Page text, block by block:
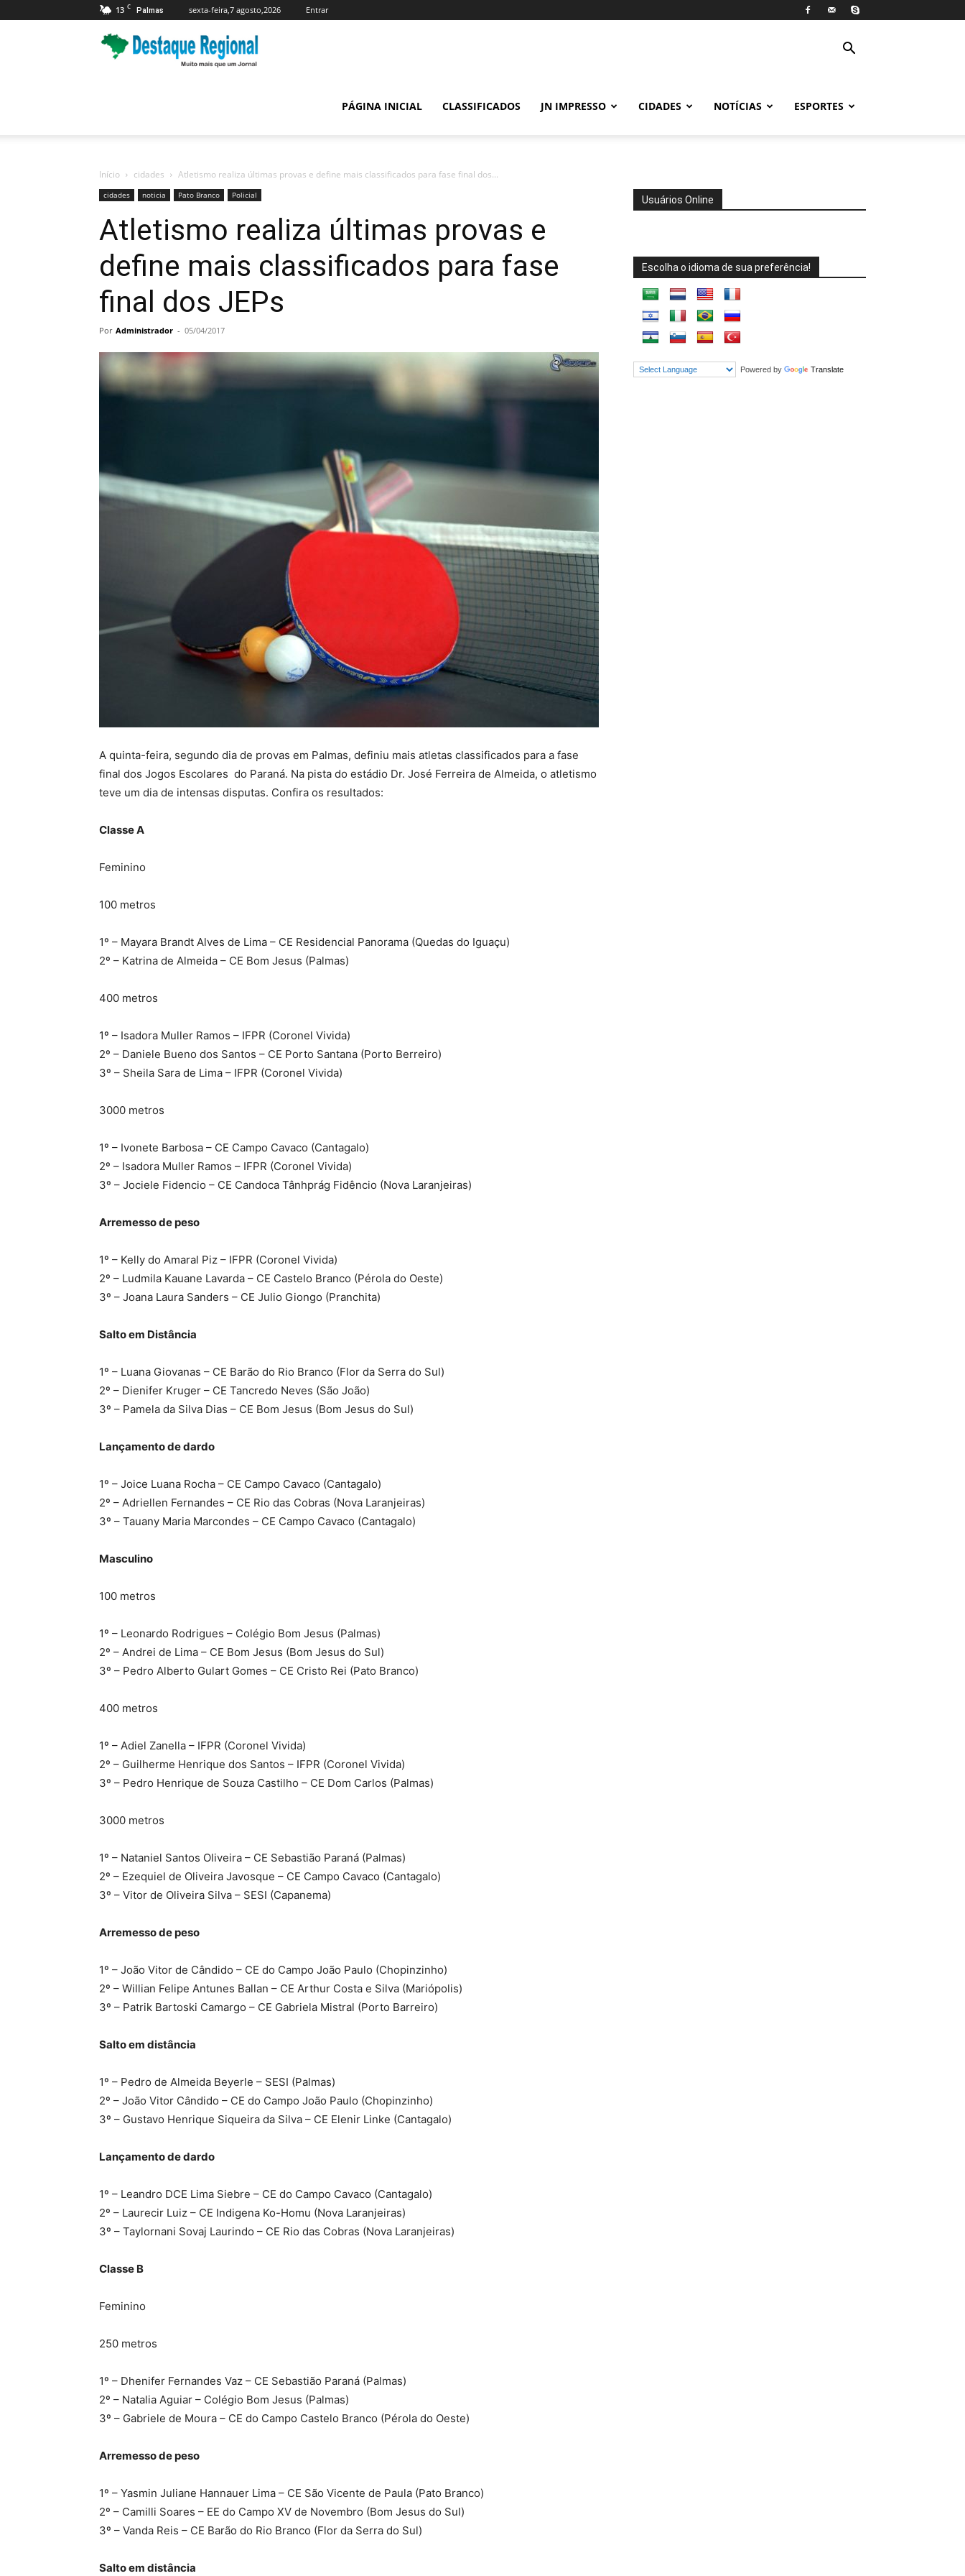
13 C Palmas sexta-feira,7 agosto,2026 Entrar
PÁGINA INICIAL CLASSIFICADOS JN IMPRESSO CIDADES NOTÍCIAS ESPORTES
Início cidades Atletismo realiza últimas provas e define mais classificados para fase final dos...
cidades noticia Pato Branco Policial
Atletismo realiza últimas provas e
define mais classificados para fase
final dos JEPs
Por Administrador - 05/04/2017
A quinta-feira, segundo dia de provas em Palmas, definiu mais atletas classificados para a fase
final dos Jogos Escolares do Paraná. Na pista do estádio Dr. José Ferreira de Almeida, o atletismo
teve um dia de intensas disputas. Confira os resultados:
Classe A
Feminino
100 metros
1º – Mayara Brandt Alves de Lima – CE Residencial Panorama (Quedas do Iguaçu)
2º – Katrina de Almeida – CE Bom Jesus (Palmas)
400 metros
1º – Isadora Muller Ramos – IFPR (Coronel Vivida)
2º – Daniele Bueno dos Santos – CE Porto Santana (Porto Berreiro)
3º – Sheila Sara de Lima – IFPR (Coronel Vivida)
3000 metros
1º – Ivonete Barbosa – CE Campo Cavaco (Cantagalo)
2º – Isadora Muller Ramos – IFPR (Coronel Vivida)
3º – Jociele Fidencio – CE Candoca Tânhprág Fidêncio (Nova Laranjeiras)
Arremesso de peso
1º – Kelly do Amaral Piz – IFPR (Coronel Vivida)
2º – Ludmila Kauane Lavarda – CE Castelo Branco (Pérola do Oeste)
3º – Joana Laura Sanders – CE Julio Giongo (Pranchita)
Salto em Distância
1º – Luana Giovanas – CE Barão do Rio Branco (Flor da Serra do Sul)
2º – Dienifer Kruger – CE Tancredo Neves (São João)
3º – Pamela da Silva Dias – CE Bom Jesus (Bom Jesus do Sul)
Lançamento de dardo
1º – Joice Luana Rocha – CE Campo Cavaco (Cantagalo)
2º – Adriellen Fernandes – CE Rio das Cobras (Nova Laranjeiras)
3º – Tauany Maria Marcondes – CE Campo Cavaco (Cantagalo)
Masculino
100 metros
1º – Leonardo Rodrigues – Colégio Bom Jesus (Palmas)
2º – Andrei de Lima – CE Bom Jesus (Bom Jesus do Sul)
3º – Pedro Alberto Gulart Gomes – CE Cristo Rei (Pato Branco)
400 metros
1º – Adiel Zanella – IFPR (Coronel Vivida)
2º – Guilherme Henrique dos Santos – IFPR (Coronel Vivida)
3º – Pedro Henrique de Souza Castilho – CE Dom Carlos (Palmas)
3000 metros
1º – Nataniel Santos Oliveira – CE Sebastião Paraná (Palmas)
2º – Ezequiel de Oliveira Javosque – CE Campo Cavaco (Cantagalo)
3º – Vitor de Oliveira Silva – SESI (Capanema)
Arremesso de peso
1º – João Vitor de Cândido – CE do Campo João Paulo (Chopinzinho)
2º – Willian Felipe Antunes Ballan – CE Arthur Costa e Silva (Mariópolis)
3º – Patrik Bartoski Camargo – CE Gabriela Mistral (Porto Barreiro)
Salto em distância
1º – Pedro de Almeida Beyerle – SESI (Palmas)
2º – João Vitor Cândido – CE do Campo João Paulo (Chopinzinho)
3º – Gustavo Henrique Siqueira da Silva – CE Elenir Linke (Cantagalo)
Lançamento de dardo
1º – Leandro DCE Lima Siebre – CE do Campo Cavaco (Cantagalo)
2º – Laurecir Luiz – CE Indigena Ko-Homu (Nova Laranjeiras)
3º – Taylornani Sovaj Laurindo – CE Rio das Cobras (Nova Laranjeiras)
Classe B
Feminino
250 metros
1º – Dhenifer Fernandes Vaz – CE Sebastião Paraná (Palmas)
2º – Natalia Aguiar – Colégio Bom Jesus (Palmas)
3º – Gabriele de Moura – CE do Campo Castelo Branco (Pérola do Oeste)
Arremesso de peso
1º – Yasmin Juliane Hannauer Lima – CE São Vicente de Paula (Pato Branco)
2º – Camilli Soares – EE do Campo XV de Novembro (Bom Jesus do Sul)
3º – Vanda Reis – CE Barão do Rio Branco (Flor da Serra do Sul)
Salto em distância
Usuários Online
Escolha o idioma de sua preferência!
Powered by Translate